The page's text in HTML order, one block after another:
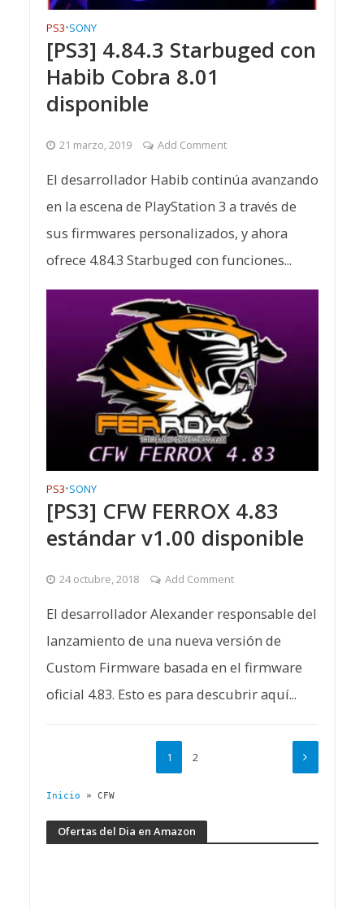
PS3•SONY
[PS3] 4.84.3 Starbuged con
Habib Cobra 8.01
disponible
21 marzo, 2019 Add Comment
El desarrollador Habib continúa avanzando
en la escena de PlayStation 3 a través de
sus firmwares personalizados, y ahora
ofrece 4.84.3 Starbuged con funciones...
PS3•SONY
[PS3] CFW FERROX 4.83
estándar v1.00 disponible
24 octubre, 2018 Add Comment
El desarrollador Alexander responsable del
lanzamiento de una nueva versión de
Custom Firmware basada en el firmware
oficial 4.83. Esto es para descubrir aquí...
1 2
Inicio » CFW
Ofertas del Dia en Amazon